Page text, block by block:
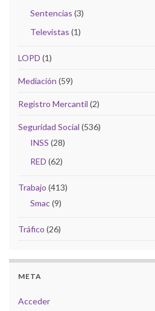
Sentencias (3)
Televistas (1)
LOPD (1)
Mediación (59)
Registro Mercantil (2)
Seguridad Social (536)
INSS (28)
RED (62)
Trabajo (413)
Smac(9)
Tráfico (26)
META
Acceder